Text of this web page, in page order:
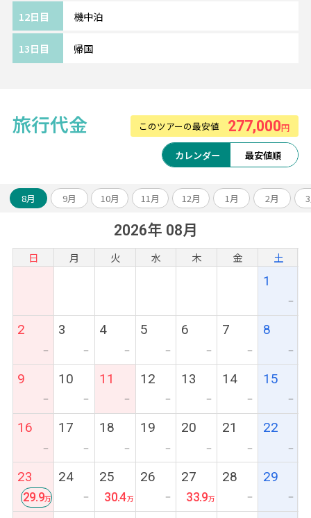
12日目 機中泊
13日目 帰国
旅行代金 このツアーの最安値 277,000円
カレンダー 最安値順
8月 9月 10月 11月 12月 1月 2月
2026年 08月
日 月 火 水 木 金 土
1
ー
2
ー
3
ー
4
ー
5
ー
6
ー
7
ー
8
ー
9
ー
10
ー
11
ー
12
ー
13
ー
14
ー
15
ー
16
ー
17
ー
18
ー
19
ー
20
ー
21
ー
22
ー
23
29.9
24
ー
25
30.4
26
ー
27
33.9
28
ー
29
ー